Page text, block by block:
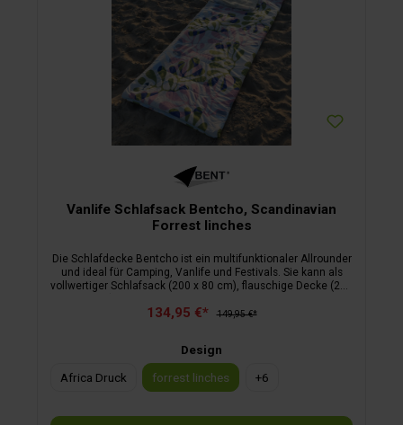
Vanlife Schlafsack Bentcho, Scandinavian
Forrest linches
Die Schlafdecke Bentcho ist ein multifunktionaler Allrounder
und ideal für Camping, Vanlife und Festivals. Sie kann als
vollwertiger Schlafsack (200 x 80 cm), flauschige Decke (200
modische Wendetasche dient als Kissen und stylischer
Polyester
134,95 €* 149,95 €*
Design
Africa Druck
forrest linches +6